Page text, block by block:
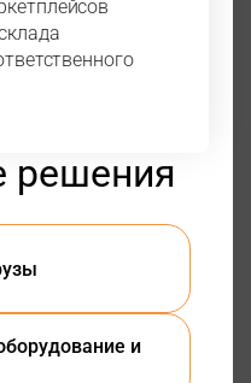
решения
и